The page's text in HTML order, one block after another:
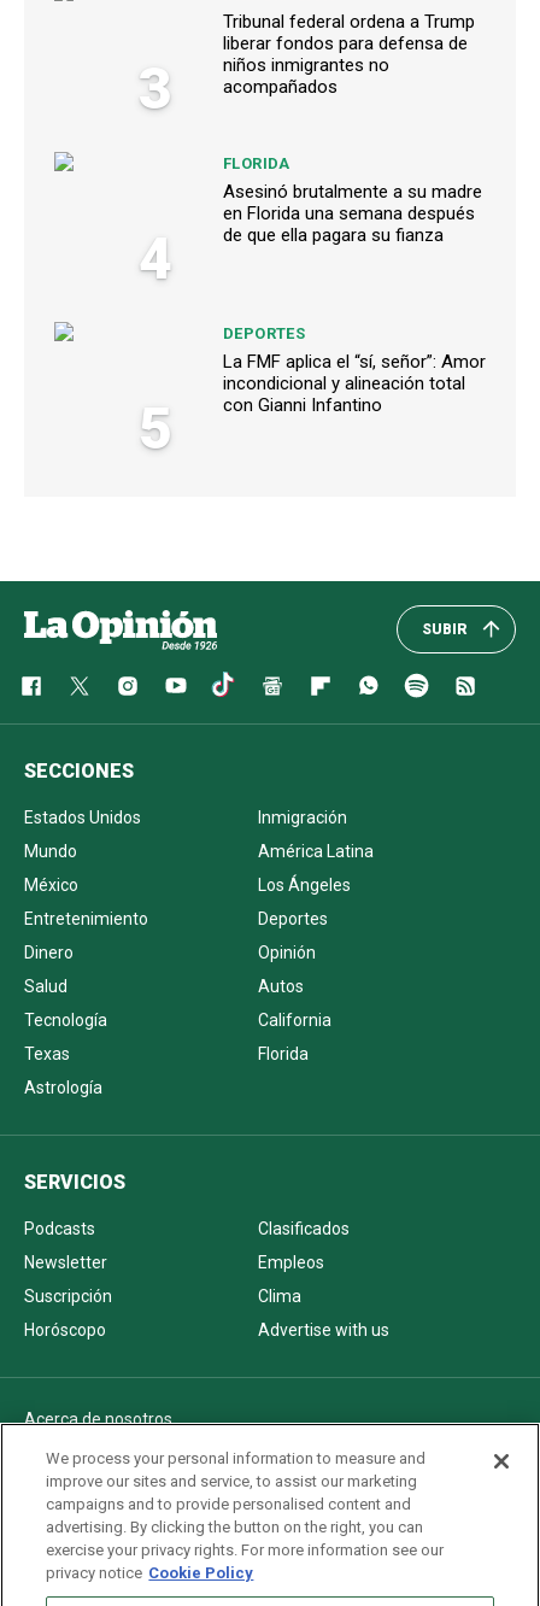
3
Tribunal federal ordena a Trump
liberar fondos para defensa de
niños inmigrantes no
acompañados
4
FLORIDA
Asesinó brutalmente a su madre
en Florida una semana después
de que ella pagara su fianza
5
DEPORTES
La FMF aplica el “sí, señor”: Amor
incondicional y alineación total
con Gianni Infantino
SUBIR
SECCIONES
Estados Unidos
Inmigración
Mundo
América Latina
México
Los Ángeles
Entretenimiento
Deportes
Dinero
Opinión
Salud
Autos
Tecnología
California
Texas
Florida
Astrología
SERVICIOS
Podcasts
Clasificados
Newsletter
Empleos
Suscripción
Clima
Horóscopo
Advertise with us
Acerca de nosotros
Politica de privacidad
Pautas Editoriales
AdChoices
Advertise with us
Newsletters
We process your personal information to measure and
improve our sites and service, to assist our marketing
campaigns and to provide personalised content and
advertising. By clicking the button on the right, you can
exercise your privacy rights. For more information see our
privacy notice Cookie Policy